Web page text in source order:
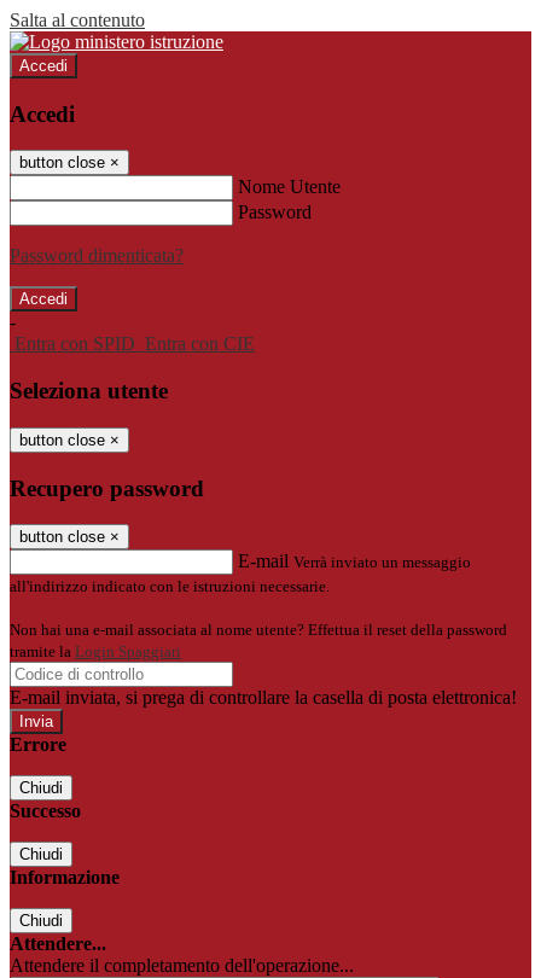
Salta al contenuto
Accedi
Accedi
button close ×
Nome Utente
Password
Password dimenticata?
-
Entra con SPID Entra con CIE
Seleziona utente
button close ×
Recupero password
button close ×
E-mail Verrà inviato un messaggio
all'indirizzo indicato con le istruzioni necessarie.
Non hai una e-mail associata al nome utente? Effettua il reset della password
tramite la Login Spaggiari
E-mail inviata, si prega di controllare la casella di posta elettronica!
Errore
Chiudi
Successo
Chiudi
Informazione
Chiudi
Attendere...
Attendere il completamento dell'operazione...